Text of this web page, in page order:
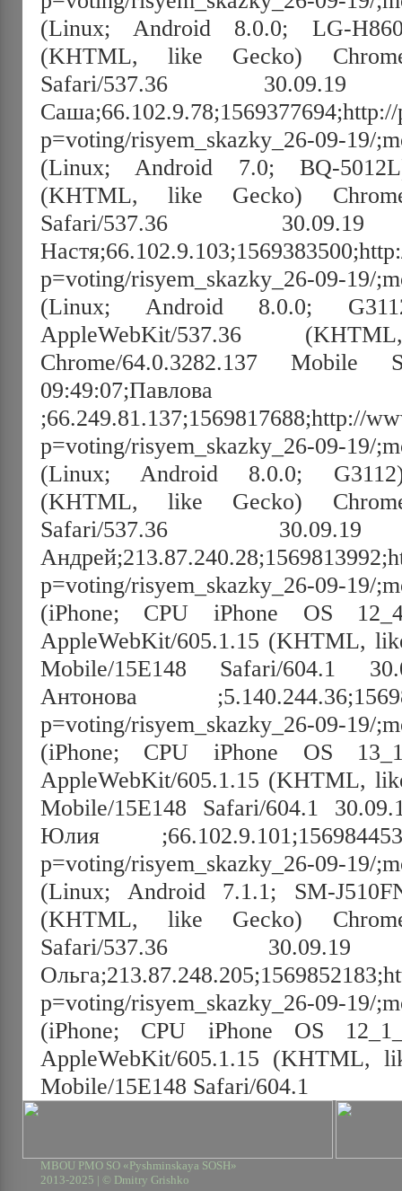
(Linux; Android 8.0.0; LG-
(KHTML, like Gecko)
Safari/537.36 30.09.19
Саша;66.102.9.78;1569377694;http://
p=voting/risyem_skazky_26-09-19/
(Linux; Android 7.0; BQ-
(KHTML, like Gecko)
Safari/537.36 30.09.19
p=voting/risyem_skazky_26-09-19/
(Linux; Android 8.0.0;
AppleWebKit/537.36
Chrome/64.0.3282.137 Mobile
;66.249.81.137;1569817688;http://
p=voting/risyem_skazky_26-09-19/
(Linux; Android 8.0.0; G3112)
(KHTML, like Gecko)
Safari/537.36 30.09.19
p=voting/risyem_skazky_26-09-19/
(iPhone; CPU iPhone OS
AppleWebKit/605.1.15 (KHTML,
Mobile/15E148 Safari/604.1
Антонова
p=voting/risyem_skazky_26-09-19/
(iPhone; CPU iPhone OS
AppleWebKit/605.1.15 (KHTML,
Mobile/15E148 Safari/604.1
Юлия
p=voting/risyem_skazky_26-09-19/
(Linux; Android 7.1.1; SM-
(KHTML, like Gecko)
Safari/537.36 30.09.19
p=voting/risyem_skazky_26-09-19/
(iPhone; CPU iPhone OS
AppleWebKit/605.1.15 (KHTML,
Mobile/15E148 Safari/604.1
MBOU PMO SO «Pyshminskaya SOSH»
2013-2025 | © Dmitry Grishko